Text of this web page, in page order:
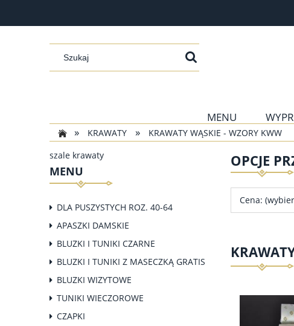
MENU
»
KRAWATY »
KRAWATY WĄSKIE - WZORY KWW
szale krawaty
MENU
DLA PUSZYSTYCH ROZ. 40-64
APASZKI DAMSKIE
BLUZKI I TUNIKI CZARNE
BLUZKI I TUNIKI Z MASECZKĄ GRATIS
BLUZKI WIZYTOWE
TUNIKI WIECZOROWE
CZAPKI
OPCJE
Cena: